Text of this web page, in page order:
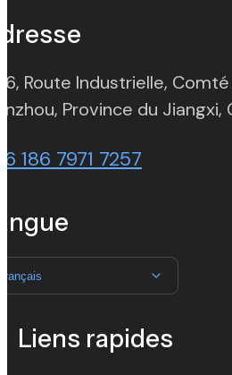
6, Route Industrielle,
Province du Jiangxi,
186 7971 7257
Liens rapides